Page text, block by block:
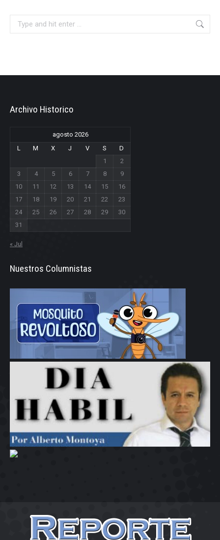
Archivo Historico
agosto 2026
L
M X J V S
D
1
2
3
4 5 6 7 8
9
10
11 12 13 14 15
16
17
18 19 20 21 22
23
24
25 26 27 28 29
30
31
« Jul
Nuestros Columnistas